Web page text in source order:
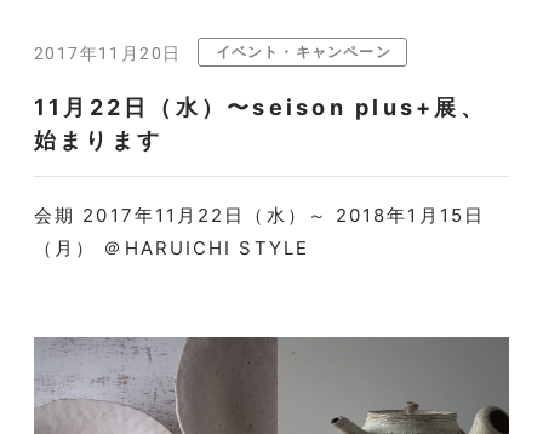
2017年11月20日 イベント・キャンペーン
11月22日（水）〜seison plus+展、
始まります
会期 2017年11月22日（水）～ 2018年1月15日
（月） ＠HARUICHI STYLE